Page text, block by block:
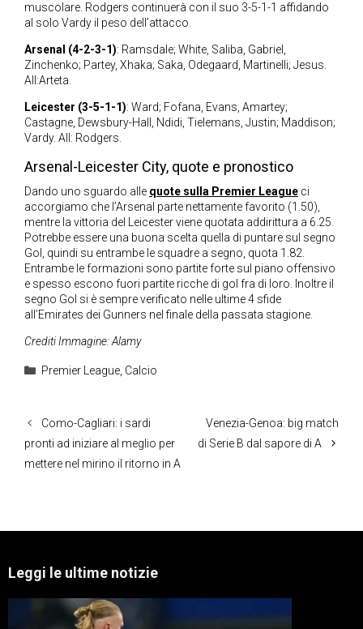
muscolare. Rodgers continuerà con il suo 3-5-1-1 affidando
al solo Vardy il peso dell’attacco.
Arsenal (4-2-3-1): Ramsdale; White, Saliba, Gabriel,
Zinchenko; Partey, Xhaka; Saka, Odegaard, Martinelli; Jesus.
All:Arteta.
Leicester (3-5-1-1): Ward; Fofana, Evans, Amartey;
Castagne, Dewsbury-Hall, Ndidi, Tielemans, Justin; Maddison;
Vardy. All: Rodgers.
Arsenal-Leicester City, quote e pronostico
Dando uno sguardo alle quote sulla Premier League ci
accorgiamo che l’Arsenal parte nettamente favorito (1.50),
mentre la vittoria del Leicester viene quotata addirittura a 6.25.
Potrebbe essere una buona scelta quella di puntare sul segno
Gol, quindi su entrambe le squadre a segno, quota 1.82.
Entrambe le formazioni sono partite forte sul piano offensivo
e spesso escono fuori partite ricche di gol fra di loro. Inoltre il
segno Gol si è sempre verificato nelle ultime 4 sfide
all’Emirates dei Gunners nel finale della passata stagione.
Crediti Immagine: Alamy
Categorie
Premier League, Calcio
Como-Cagliari: i sardi
pronti ad iniziare al meglio per
mettere nel mirino il ritorno in A
Venezia-Genoa: big match
di Serie B dal sapore di A
Leggi le ultime notizie